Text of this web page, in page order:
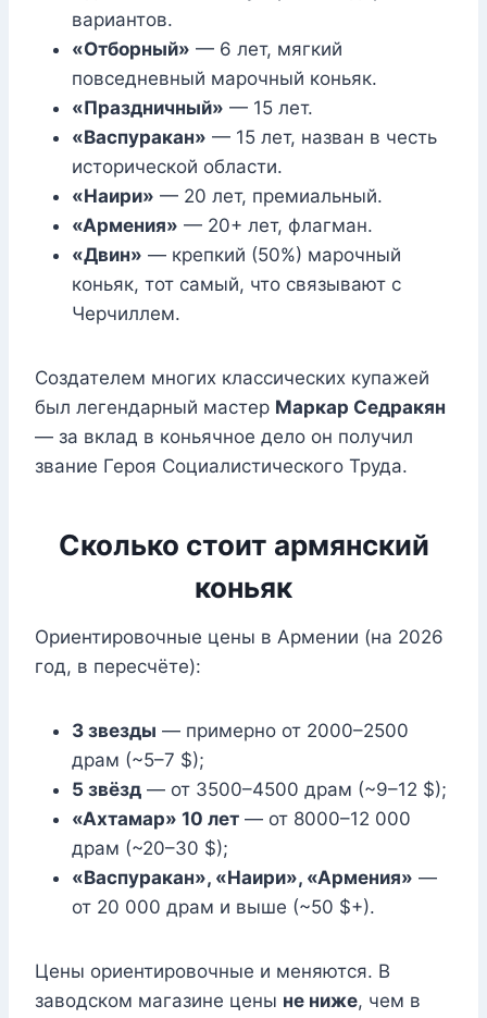
вариантов.
«Отборный» — 6 лет, мягкий
повседневный марочный коньяк.
«Праздничный» — 15 лет.
«Васпуракан» — 15 лет, назван в честь
исторической области.
«Наири» — 20 лет, премиальный.
«Армения» — 20+ лет, флагман.
«Двин» — крепкий (50%) марочный
коньяк, тот самый, что связывают с
Черчиллем.
Создателем многих классических купажей
был легендарный мастер Маркар Седракян
— за вклад в коньячное дело он получил
звание Героя Социалистического Труда.
Сколько стоит армянский
коньяк
Ориентировочные цены в Армении (на 2026
год, в пересчёте):
3 звезды — примерно от 2000–2500
драм (~5–7 $);
5 звёзд — от 3500–4500 драм (~9–12 $);
«Ахтамар» 10 лет — от 8000–12 000
драм (~20–30 $);
«Васпуракан», «Наири», «Армения» —
от 20 000 драм и выше (~50 $+).
Цены ориентировочные и меняются. В
заводском магазине цены не ниже, чем в